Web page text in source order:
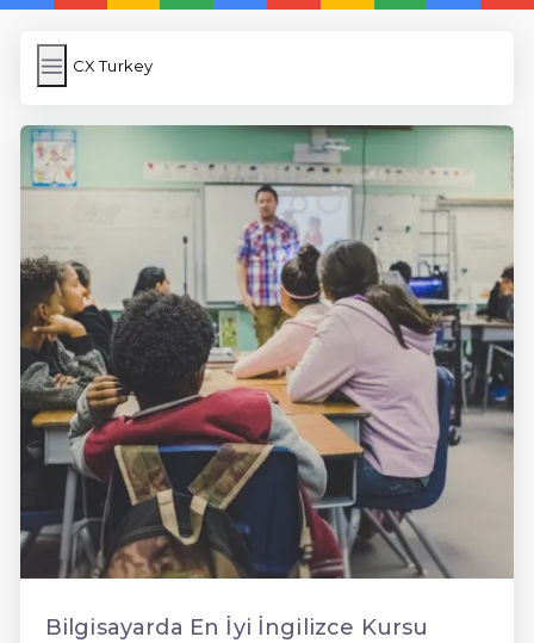
CX Turkey
CX Turkey
Link Kısaltma
Anasayfa
iOS İngilizce Kelime
5 Günde İngilizce
İngilizce
Dil Eğitimi
En Hızlı İngilizce
En Kolay İngilizce
En Ucuz İngilizce
Bilgisayarda En İyi İngilizce Kursu